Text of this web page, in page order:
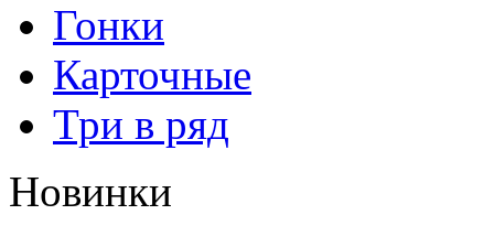
Гонки
Карточные
Три в ряд
Новинки